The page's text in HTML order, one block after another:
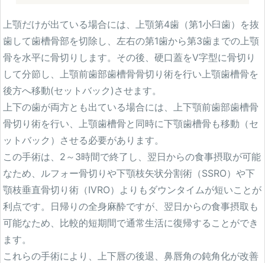
上顎だけが出ている場合には、上顎第4歯（第1小臼歯）を抜
歯して歯槽骨部を切除し、左右の第1歯から第3歯までの上顎
骨を水平に骨切りします。その後、硬口蓋をV字型に骨切り
して分節し、上顎前歯部歯槽骨骨切り術を行い上顎歯槽骨を
後方へ移動(セットバック)させます。
上下の歯が両方とも出ている場合には、上下顎前歯部歯槽骨
骨切り術を行い、上顎歯槽骨と同時に下顎歯槽骨も移動（セ
ットバック）させる必要があります。
この手術は、2～3時間で終了し、翌日からの食事摂取が可能
なため、ルフォー骨切りや下顎枝矢状分割術（SSRO）や下
顎枝垂直骨切り術（IVRO）よりもダウンタイムが短いことが
利点です。日帰りの全身麻酔ですが、翌日からの食事摂取も
可能なため、比較的短期間で通常生活に復帰することができ
ます。
これらの手術により、上下唇の後退、鼻唇角の鈍角化が改善